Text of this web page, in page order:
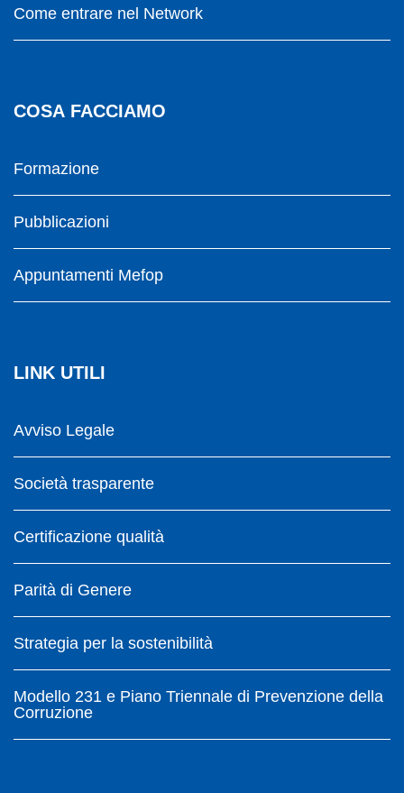
Come entrare nel Network
COSA FACCIAMO
Formazione
Pubblicazioni
Appuntamenti Mefop
LINK UTILI
Avviso Legale
Società trasparente
Certificazione qualità
Parità di Genere
Strategia per la sostenibilità
Modello 231 e Piano Triennale di Prevenzione della
Corruzione